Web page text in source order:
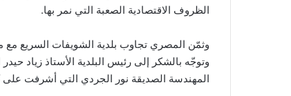
الظروف الاقتصادية الصعبة التي نمر بها.
وثمّن المصري تجاوب بلدية الشويفات السريع مع
وتوجّه بالشكر إلى رئيس البلدية الأستاذ زياد
المهندسة الصديقة نور الجردي التي أشرفت على